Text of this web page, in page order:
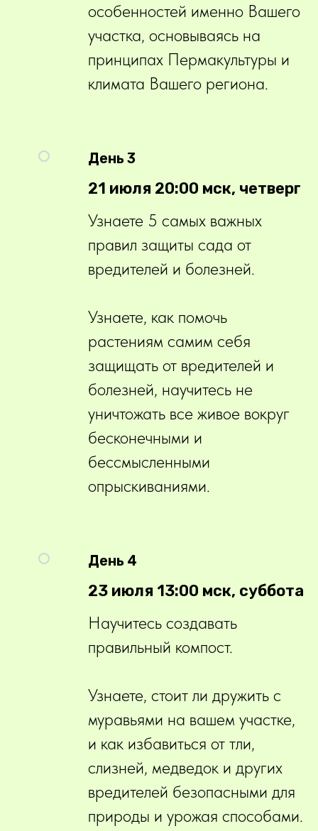
особенностей именно Вашего
участка, основываясь на
принципах Пермакультуры и
климата Вашего региона.
День 3
21 июля 20:00 мск, четверг
Узнаете 5 самых важных
правил защиты сада от
вредителей и болезней.
Узнаете, как помочь
растениям самим себя
защищать от вредителей и
болезней, научитесь не
уничтожать все живое вокруг
бесконечными и
бессмысленными
опрыскиваниями.
День 4
23 июля 13:00 мск, суббота
Научитесь создавать
правильный компост.
Узнаете, стоит ли дружить с
муравьями на вашем участке,
и как избавиться от тли,
слизней, медведок и других
вредителей безопасными для
природы и урожая способами.